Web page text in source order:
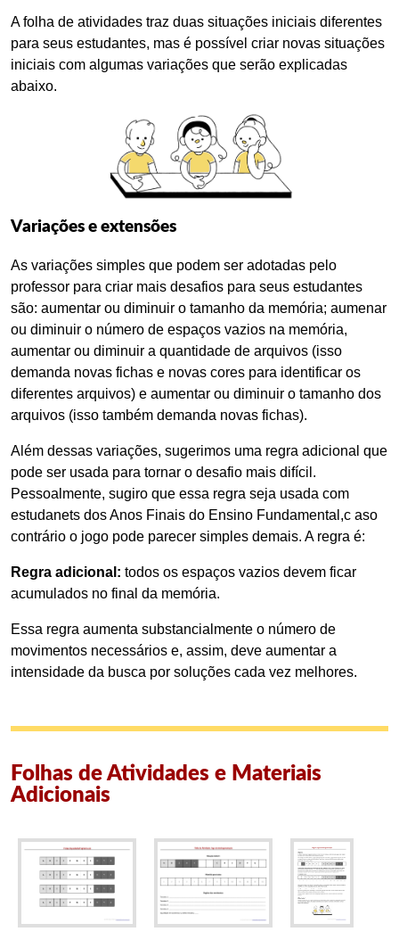
A folha de atividades traz duas situações iniciais diferentes
para seus estudantes, mas é possível criar novas situações
iniciais com algumas variações que serão explicadas
abaixo.
Variações e extensões
As variações simples que podem ser adotadas pelo
professor para criar mais desafios para seus estudantes
são: aumentar ou diminuir o tamanho da memória; aumenar
ou diminuir o número de espaços vazios na memória,
aumentar ou diminuir a quantidade de arquivos (isso
demanda novas fichas e novas cores para identificar os
diferentes arquivos) e aumentar ou diminuir o tamanho dos
arquivos (isso também demanda novas fichas).
Além dessas variações, sugerimos uma regra adicional que
pode ser usada para tornar o desafio mais difícil.
Pessoalmente, sugiro que essa regra seja usada com
estudanets dos Anos Finais do Ensino Fundamental,c aso
contrário o jogo pode parecer simples demais. A regra é:
Regra adicional: todos os espaços vazios devem ficar
acumulados no final da memória.
Essa regra aumenta substancialmente o número de
movimentos necessários e, assim, deve aumentar a
intensidade da busca por soluções cada vez melhores.
Folhas de Atividades e Materiais
Adicionais